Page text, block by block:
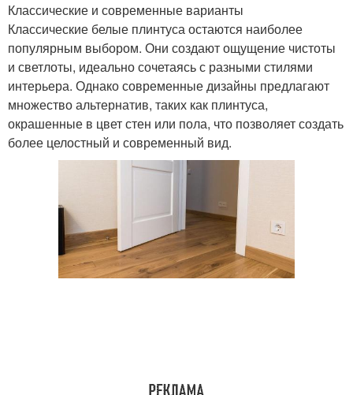
интерьера
Плинтусы из дерева Гармоничный интерьер
Плинтус для маленькой
Плинтус на общий
Плинтус с цветом Интерьер на выбор
Классические и современные варианты
Классические белые плинтуса остаются наиболее
популярным выбором. Они создают ощущение чистоты
и светлоты, идеально сочетаясь с разными стилями
интерьера. Однако современные дизайны предлагают
множество альтернатив, таких как плинтуса,
окрашенные в цвет стен или пола, что позволяет создать
более целостный и современный вид.